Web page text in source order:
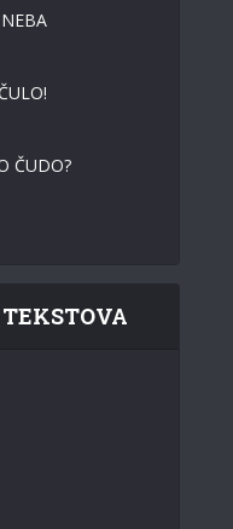
ČUDO?